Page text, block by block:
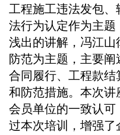
工程施工违法发包
法行为认定作为主题
浅出的讲解，冯江
防范为主题，主要阐
合同履行、工程款
和防范措施。本次
会员单位的一致认可
过本次培训，增强